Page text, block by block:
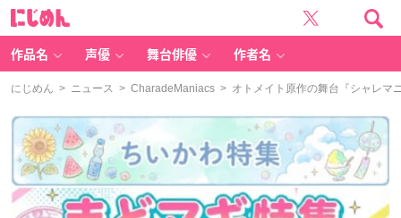
作品名 声優 舞台俳優 作者名
にじめん > ニュース > CharadeManiacs > オトメイト原作の舞台『シャレマ